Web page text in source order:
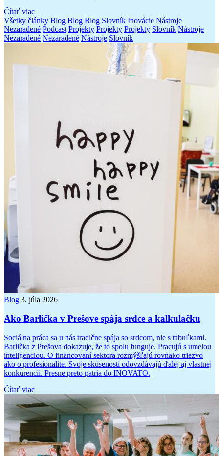
Čítať viac
Všetky články Blog Blog Blog Slovník Inovácie Nástroje
Nezaradené Podcast Projekty Projekty Projekty Slovník Nástroje
Nezaradené Nezaradené Nástroje Slovník
Blog 3. júla 2026
Ako Barlička v Prešove spája srdce a kalkulačku
Sociálna práca sa u nás tradične spája so srdcom, nie s tabuľkami.
Barlička z Prešova dokazuje, že to spolu funguje. Pracujú s umelou
inteligenciou. O financovaní sektora rozmýšľajú rovnako triezvo
ako o profesionalite. Svoje skúsenosti odovzdávajú ďalej aj vlastnej
konkurencii. Presne preto patria do INOVATO.
Čítať viac